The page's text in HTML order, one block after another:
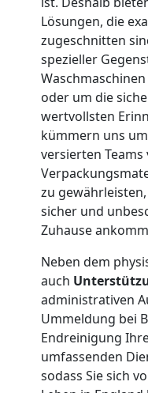
Lösungen, die
zugeschnitten
spezieller
oder um die
wertvollsten
kümmern uns
versierten
zu
sicher und
Zuhause
Neben dem
auch
administrativen
Ummeldung bei
Endreinigung
umfassenden
sodass Sie sich
Möbellift
Wolfsberg
Wolfsberg
Wolfsberg
Wolfsberg